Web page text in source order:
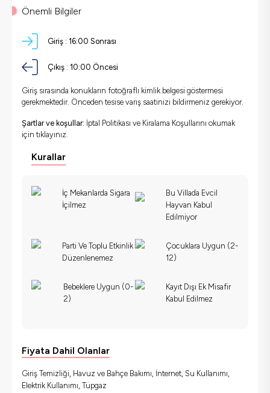
Önemli Bilgiler
Giriş : 16:00 Sonrası
Çıkış : 10:00 Öncesi
Giriş sırasında konukların fotoğraflı kimlik belgesi göstermesi
gerekmektedir. Önceden tesise varış saatinizi bildirmeniz gerekiyor.
Şartlar ve koşullar: İptal Politikası ve Kiralama Koşullarını okumak
için tıklayınız.
Kurallar
İç Mekanlarda Sigara
İçilmez
Bu Villada Evcil
Hayvan Kabul
Edilmiyor
Parti Ve Toplu Etkinlik
Düzenlenemez
Çocuklara Uygun (2-
12)
Bebeklere Uygun (0-
2)
Kayıt Dışı Ek Misafir
Kabul Edilmez
Fiyata Dahil Olanlar
Giriş Temizliği, Havuz ve Bahçe Bakımı, İnternet, Su Kullanımı,
Elektrik Kullanımı, Tüpgaz